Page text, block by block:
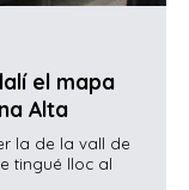
el mapa
Alta
la de la vall de
tingué lloc al